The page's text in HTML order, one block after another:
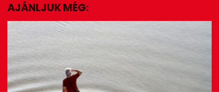
EZ IS ÉRDEKELHET
AJÁNLJUK MÉG: